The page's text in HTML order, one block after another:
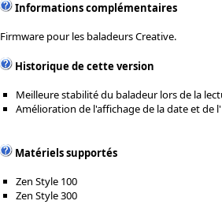
Informations complémentaires
Firmware pour les baladeurs Creative.
Historique de cette version
Meilleure stabilité du baladeur lors de la
Amélioration de l'affichage de la date et de
Matériels supportés
Zen Style 100
Zen Style 300